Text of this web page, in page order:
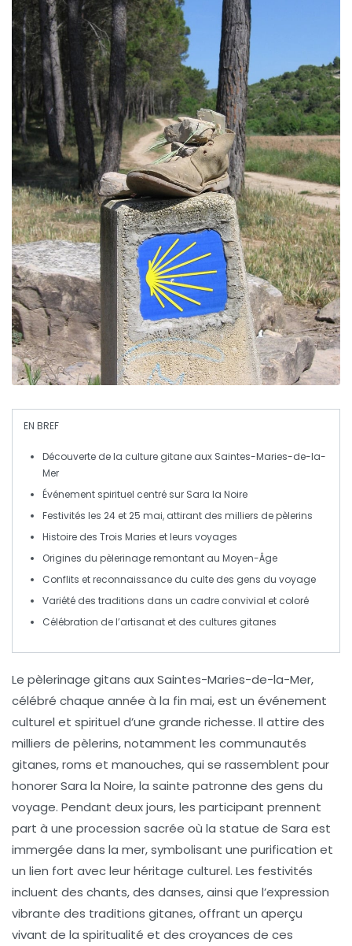
EN BREF
Découverte de la culture gitane aux Saintes-Maries-de-la-
Mer
Événement spirituel centré sur Sara la Noire
Festivités les 24 et 25 mai, attirant des milliers de pèlerins
Histoire des Trois Maries et leurs voyages
Origines du pèlerinage remontant au Moyen-Âge
Conflits et reconnaissance du culte des gens du voyage
Variété des traditions dans un cadre convivial et coloré
Célébration de l’artisanat et des cultures gitanes
Le pèlerinage gitans aux Saintes-Maries-de-la-Mer,
célébré chaque année à la fin mai, est un événement
culturel et spirituel d’une grande richesse. Il attire des
milliers de pèlerins, notamment les communautés
gitanes, roms et manouches, qui se rassemblent pour
honorerSara la Noire, la sainte patronne des gens du
voyage. Pendant deux jours, les participant prennent
part à une procession sacrée où la statue de Sara est
immergée dans la mer, symbolisant une purification et
un lien fort avec leur héritage culturel. Les festivités
incluent des chants, des danses, ainsi que l’expression
vibrante des traditions gitanes, offrant un aperçu
vivant de la spiritualité et des croyances de ces